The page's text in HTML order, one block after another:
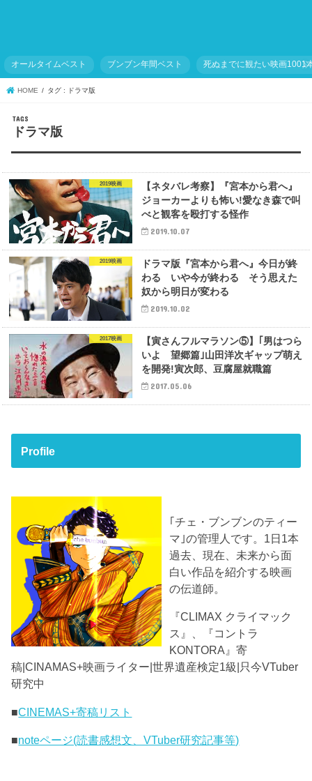
オールタイムベスト ブンブン年間ベスト 死ぬまでに観たい映画1001
HOME タグ : ドラマ版
ドラマ版
2019映画
【ネタバレ考察】『宮本から君へ』
ジョーカーよりも怖い!愛なき森で叫
べと観客を殴打する怪作
2019.10.07
2019映画
ドラマ版『宮本から君へ』今日が終
わる いや今が終わる そう思えた
奴から明日が変わる
2019.10.02
2017映画
【寅さんフルマラソン⑤】｢男はつら
いよ 望郷篇｣山田洋次ギャップ萌え
を開発!寅次郎、豆腐屋就職篇
2017.05.06
Profile
｢チェ・ブンブンのティー
マ｣の管理人です。1日1本
過去、現在、未来から面
白い作品を紹介する映画
の伝道師。
『CLIMAX クライマック
ス』、『コントラ
KONTORA』寄
稿|CINAMAS+映画ライター|世界遺産検定1級|只今VTuber
研究中
■CINEMAS+寄稿リスト
■noteページ(読書感想文、VTuber研究記事等)